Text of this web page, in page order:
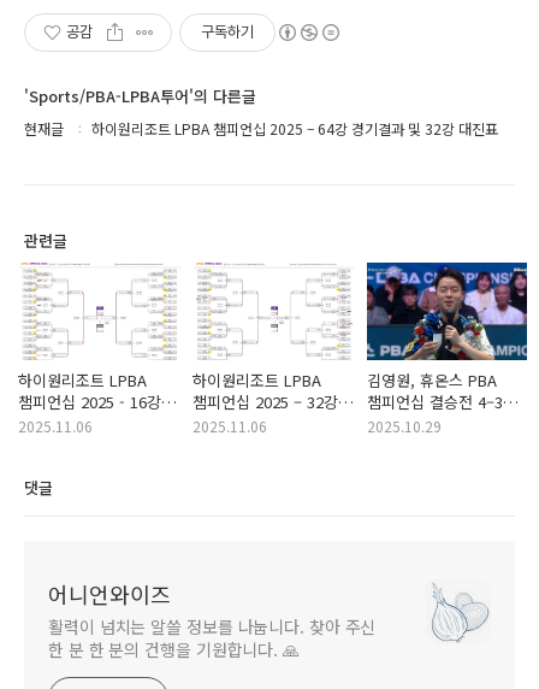
공감 구독하기
'Sports/PBA-LPBA투어'의 다른글
현재글 하이원리조트 LPBA 챔피언십 2025 – 64강 경기결과 및 32강 대진표
관련글
하이원리조트 LPBA
챔피언십 2025 - 16강
대진표, 32강 경기 결과,
2025.11.06
하이원리조트 LPBA
챔피언십 2025 – 32강
1일차 경기결과 및 16강
2025.11.06
김영원, 휴온스 PBA
챔피언십 결승전 4–3
역전승…통산 두 번째
2025.10.29
댓글
어니언와이즈
활력이 넘치는 알쓸 정보를 나눕니다. 찾아 주신
한 분 한 분의 건행을 기원합니다. 🙏